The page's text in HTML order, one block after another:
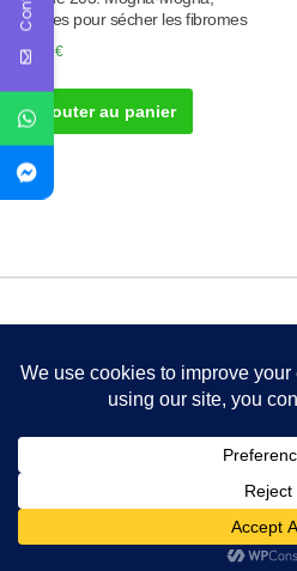
plantes pour sécher les fibromes
30.00€
Ajouter au panier